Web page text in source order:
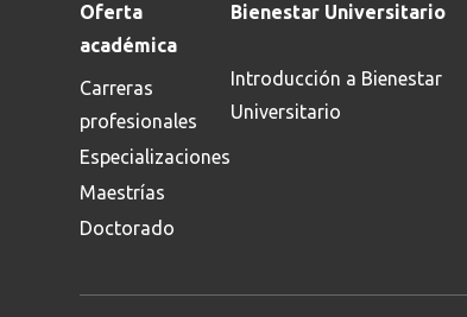
Oferta
académica
Carreras
profesionales
Especializaciones
Maestrías
Doctorado
Bienestar Universitario
Introducción a Bienestar
Universitario